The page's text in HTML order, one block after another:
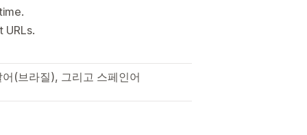
(브라질), 그리고 스페인어